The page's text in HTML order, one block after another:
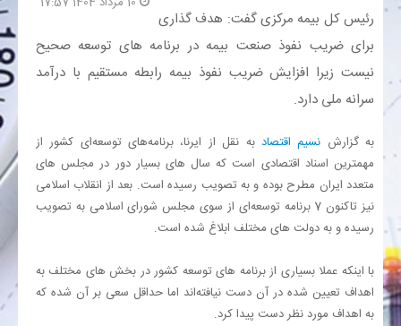
صنعت معدن و تجارت
بیمه و بورس
انرژی
اقتصاد
رئیس کل بیمه مرکزی گفت: هدف گذاری
برای ضریب نفوذ صنعت بیمه در برنامه های توسعه صحیح
نیست زیرا افزایش ضریب نفوذ بیمه رابطه مستقیم با درآمد
سرانه ملی دارد.
به گزارش نسیم اقتصاد به نقل از ایرنا، برنامه‌های توسعه‌ای کشور از
مهمترین اسناد اقتصادی است که سال های بسیار دور در مجلس های
متعدد ایران مطرح بوده و به تصویب رسیده است. بعد از انقلاب اسلامی
نیز تاکنون 7 برنامه توسعه‌ای از سوی مجلس شورای اسلامی به تصویب
رسیده و به دولت های مختلف ابلاغ شده است.
با اینکه عملا بسیاری از برنامه های توسعه کشور در بخش های مختلف به
اهداف تعیین شده در آن دست نیافته‌اند اما حداقل سعی بر آن شده که
به اهداف مورد نظر دست پیدا کرد.